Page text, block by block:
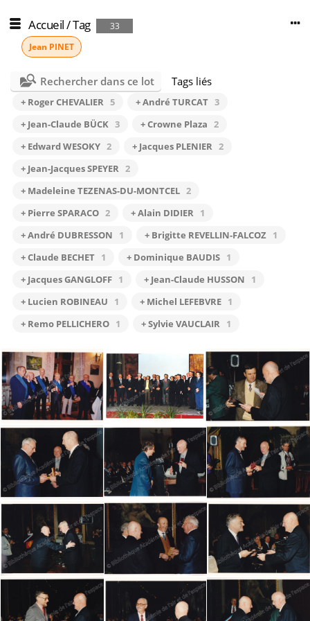
Accueil/Tag
33
Jean PINET
Rechercher dans ce lot Tags liés
+ Roger CHEVALIER 5 + André TURCAT 3
+ Jean-Claude BÜCK 3 + Crowne Plaza 2
+ Edward WESOKY 2 + Jacques PLENIER 2
+ Jean-Jacques SPEYER 2
+ Madeleine TEZENAS-DU-MONTCEL 2
+ Pierre SPARACO 2 + Alain DIDIER 1
+ André DUBRESSON
1 + Brigitte REVELLIN-FALCOZ 1
+ Claude BECHET 1 + Dominique BAUDIS 1
+ Jacques GANGLOFF 1 + Jean-Claude HUSSON
1
+ Lucien ROBINEAU
1 + Michel LEFEBVRE 1
+ Remo PELLICHERO 1 + Sylvie VAUCLAIR 1